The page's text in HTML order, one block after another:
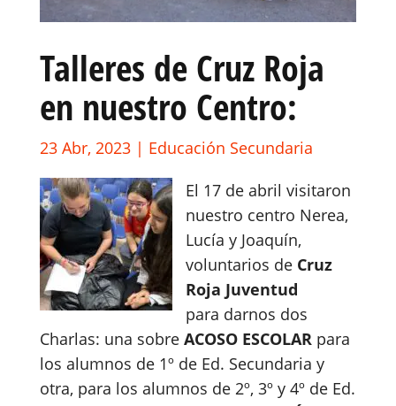
Talleres de Cruz Roja
en nuestro Centro:
23 Abr, 2023| Educación Secundaria
El 17 de abril visitaron
nuestro centro Nerea,
Lucía y Joaquín,
voluntarios de Cruz
Roja Juventud
para darnos dos
Charlas: una sobre ACOSO ESCOLAR para
los alumnos de 1º de Ed. Secundaria y
otra, para los alumnos de 2º, 3º y 4º de Ed.